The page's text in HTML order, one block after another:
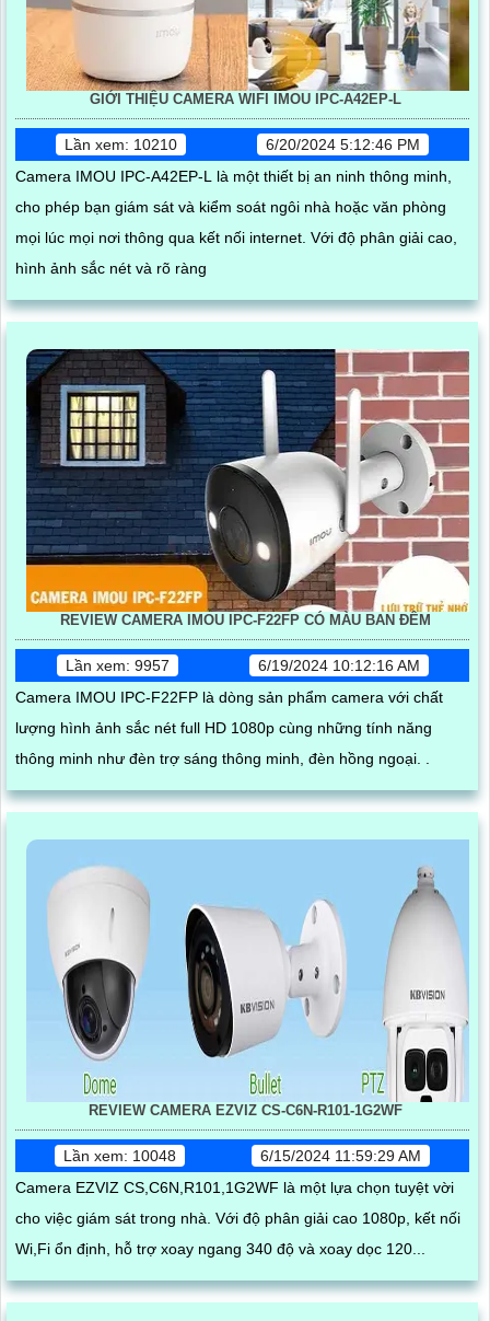
GIỚI THIỆU CAMERA WIFI IMOU IPC-A42EP-L
Lần xem: 10210
6/20/2024 5:12:46 PM
Camera IMOU IPC-A42EP-L là một thiết bị an ninh thông minh,
cho phép bạn giám sát và kiểm soát ngôi nhà hoặc văn phòng
mọi lúc mọi nơi thông qua kết nối internet. Với độ phân giải cao,
hình ảnh sắc nét và rõ ràng
REVIEW CAMERA IMOU IPC-F22FP CÓ MÀU BAN ĐÊM
Lần xem: 9957
6/19/2024 10:12:16 AM
Camera IMOU IPC-F22FP là dòng sản phẩm camera với chất
lượng hình ảnh sắc nét full HD 1080p cùng những tính năng
thông minh như đèn trợ sáng thông minh, đèn hồng ngoại. .
REVIEW CAMERA EZVIZ CS-C6N-R101-1G2WF
Lần xem: 10048
6/15/2024 11:59:29 AM
Camera EZVIZ CS,C6N,R101,1G2WF là một lựa chọn tuyệt vời
cho việc giám sát trong nhà. Với độ phân giải cao 1080p, kết nối
Wi,Fi ổn định, hỗ trợ xoay ngang 340 độ và xoay dọc 120...